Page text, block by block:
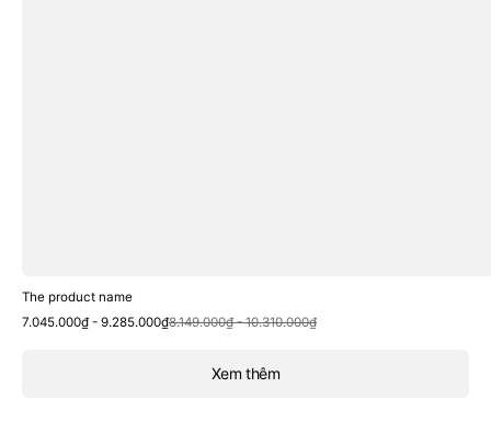
Xem thêm
The product name
Sale
7.045.000₫ - 9.285.000₫
Regular
8.149.000₫ - 10.310.000₫